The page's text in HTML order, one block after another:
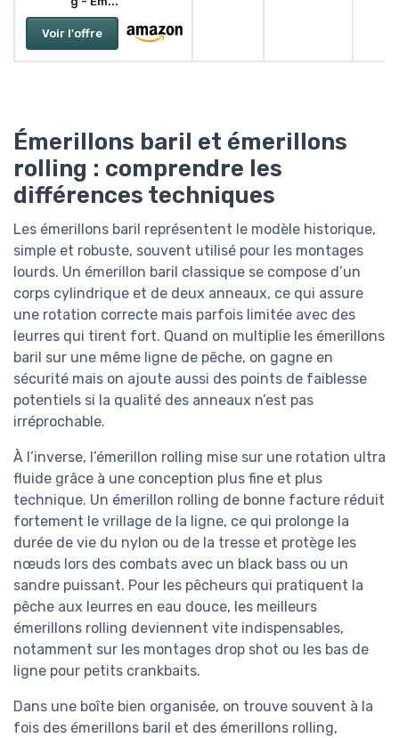
Voir l'offre
Émerillons baril et émerillons
rolling : comprendre les
différences techniques
Les émerillons baril représentent le modèle historique,
simple et robuste, souvent utilisé pour les montages
lourds. Un émerillon baril classique se compose d’un
corps cylindrique et de deux anneaux, ce qui assure
une rotation correcte mais parfois limitée avec des
leurres qui tirent fort. Quand on multiplie les émerillons
baril sur une même ligne de pêche, on gagne en
sécurité mais on ajoute aussi des points de faiblesse
potentiels si la qualité des anneaux n’est pas
irréprochable.
À l’inverse, l’émerillon rolling mise sur une rotation ultra
fluide grâce à une conception plus fine et plus
technique. Un émerillon rolling de bonne facture réduit
fortement le vrillage de la ligne, ce qui prolonge la
durée de vie du nylon ou de la tresse et protège les
nœuds lors des combats avec un black bass ou un
sandre puissant. Pour les pêcheurs qui pratiquent la
pêche aux leurres en eau douce, les meilleurs
émerillons rolling deviennent vite indispensables,
notamment sur les montages drop shot ou les bas de
ligne pour petits crankbaits.
Dans une boîte bien organisée, on trouve souvent à la
fois des émerillons baril et des émerillons rolling,